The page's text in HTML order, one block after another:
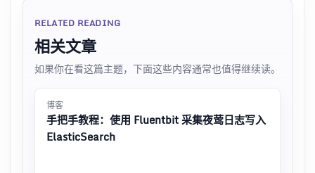
RELATED READING
相关文章
如果你在看这篇主题，下面这些内容通常也值得继续读。
博客
手把手教程：使用 Fluentbit 采集夜莺日志写入
ElasticSearch